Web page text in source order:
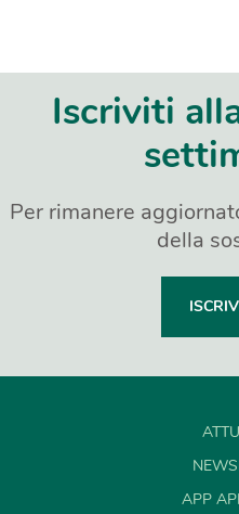
Iscriviti
Per rimanere
della
APP